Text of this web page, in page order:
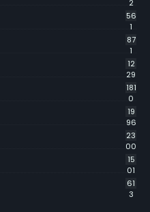
2
56
1
87
1
12
29
181
0
19
96
23
00
15
01
61
3